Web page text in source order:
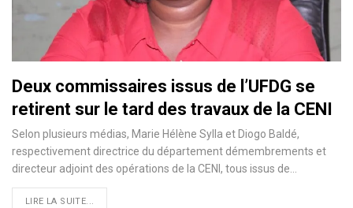
Deux commissaires issus de l’UFDG se
retirent sur le tard des travaux de la CENI
Selon plusieurs médias, Marie Hélène Sylla et Diogo Baldé,
respectivement directrice du département démembrements et
directeur adjoint des opérations de la CENI, tous issus de…
LIRE LA SUITE...